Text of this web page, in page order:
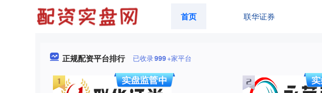
首页 联华证券
正规配资平台排行 已收录999+家平台